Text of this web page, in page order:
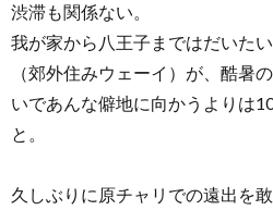
渋滞も関係ない。
我が家から八王子まではだいた
（郊外住みウェーイ）が、酷暑
いであんな僻地に向かうよりは
と。
久しぶりに原チャリでの遠出を